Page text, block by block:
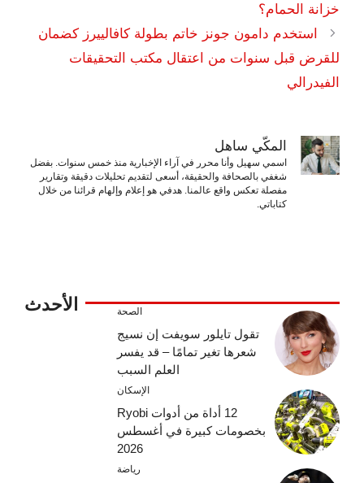
خزانة الحمام؟
استخدم دامون جونز خاتم بطولة كافالييرز كضمان
للقرض قبل سنوات من اعتقال مكتب التحقيقات
الفيدرالي
المكّي ساهل
اسمي سهيل وأنا محرر في آراء الإخبارية منذ خمس سنوات. بفضل
شغفي بالصحافة والحقيقة، أسعى لتقديم تحليلات دقيقة وتقارير
مفصلة تعكس واقع عالمنا. هدفي هو إعلام وإلهام قرائنا من خلال
كتاباتي.
الأحدث الصحة
تقول تايلور سويفت إن نسيج
شعرها تغير تمامًا – قد يفسر
العلم السبب
الإسكان
12 أداة من أدوات Ryobi
بخصومات كبيرة في أغسطس
2026
رياضة